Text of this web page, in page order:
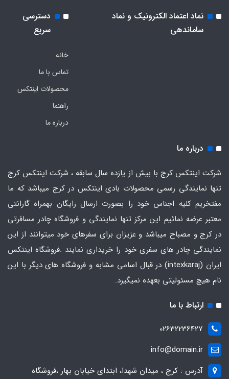
نماد اعتماد الکترونیک و نماد
ساماندهی
دسترسی
سریع
خانه
تماس با ما
محصولات اینتکس
راهنما
درباره ما
درباره ما
شرکت اینتکس کرج با بیش از یازده سال سابقه ، شرکت اینتکس کرج
تنها نمایندگی رسمی محصولات بادی اینتکس در کرج میباشد که ما
مفتخریم کلیه اجناس خود را بصورت ارسال رایگان بهمراه گارانتی
معتبر عرضه نمائیم این مرکز تنها نمایندگی و فروشگاه چادر مسافرتی
در کرج و مصباح میباشد و عزیزان برای سفرهای خود میتوانند از این
نمایندگی چادر های سفری خود را خریداری نمایند .فروشگاه اینتکس
ایران
(intexkaraj) در قبال اسامی مشابه و فروشگاه های دیگر با این
نام هیچ مسئولیتی بعهده نمیگیرد.
ارتباط با ما
02632236427
info@domain.ir
آدرس : کرج ، میدان شهدا، ابتدای خیابان بهار ،فروشگاه